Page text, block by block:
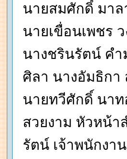
นายสมศักดิ์ มา
นายเขื่อนเพชร
นางชรินรัตน์ คำ
ศิลา นางอัมธิกา
นายทวีศักดิ์ นา
สวยงาม หัวหน้
รัตน์ เจ้าพนักง